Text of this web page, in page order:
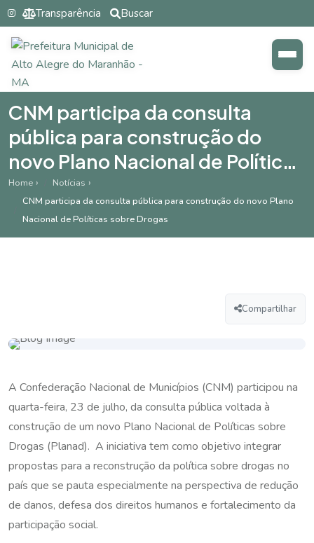
Transparência Buscar
CNM participa da consulta
pública para construção do
novo Plano Nacional de Políticas
sobre Drogas
Home
Notícias
CNM participa da consulta pública para construção do novo Plano
Nacional de Políticas sobre Drogas
Compartilhar
A Confederação Nacional de Municípios (CNM) participou na
quarta-feira, 23 de julho, da consulta pública voltada à
construção de um novo Plano Nacional de Políticas sobre
Drogas (Planad). A iniciativa tem como objetivo integrar
propostas para a reconstrução da política sobre drogas no
país que se pauta especialmente na perspectiva de redução
de danos, defesa dos direitos humanos e fortalecimento da
participação social.